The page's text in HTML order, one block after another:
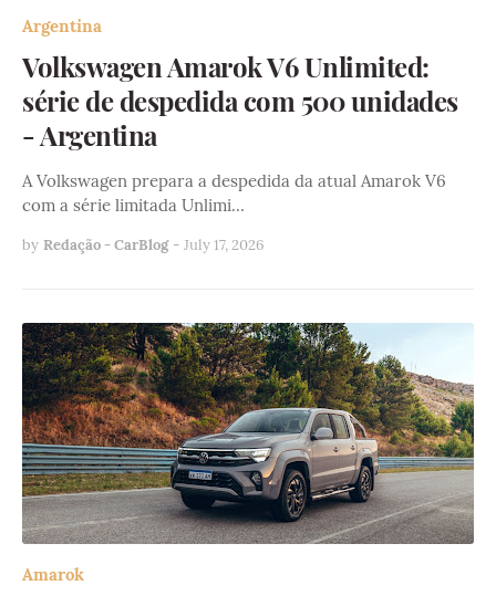
Argentina
Volkswagen Amarok V6 Unlimited:
série de despedida com 500 unidades
- Argentina
A Volkswagen prepara a despedida da atual Amarok V6
com a série limitada Unlimi…
by Redação - CarBlog - July 17, 2026
Amarok